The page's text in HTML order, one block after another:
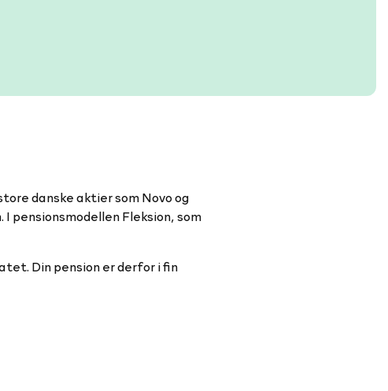
danske aktier som Novo og
Fleksion, som
Din pension er derfor i fin